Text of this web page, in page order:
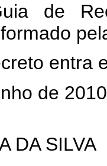
de
entra
de
DA SILVA